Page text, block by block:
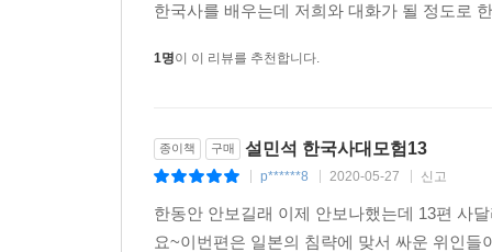
한국사를 배우는데 저희와 대화가 될 정도로
1명이 이 리뷰를 추천합니다.
종이책 구매 설민석 한국사대모험13
p******8 2020-05-27 신고
한동안 안보길래 이제 안보나했는데 13편 사
요~이번편은 일본의 침략에 맞서 싸운 위인